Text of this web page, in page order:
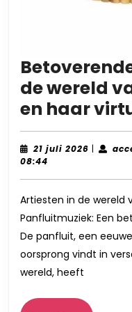
de wereld
en haar
21 juli 2026 21|
08:44
Artiesten in de wereld
Panfluitmuziek: Een
De panfluit, een
oorsprong vindt in
wereld, heeft